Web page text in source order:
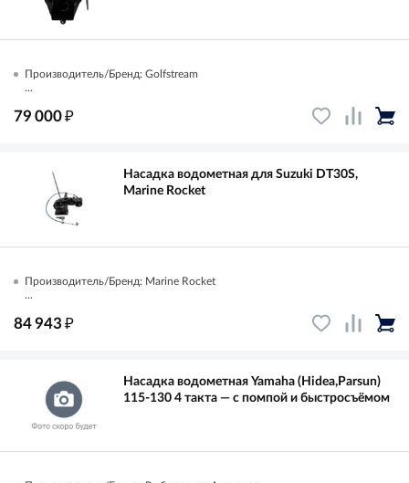
Производитель/Бренд: Golfstream
...
79 000₽
Насадка водометная для Suzuki DT30S,
Marine Rocket
Производитель/Бренд: Marine Rocket
...
84 943 ₽
Насадка водометная Yamaha (Hidea,Parsun)
115-130 4 такта — с помпой и быстросъёмом